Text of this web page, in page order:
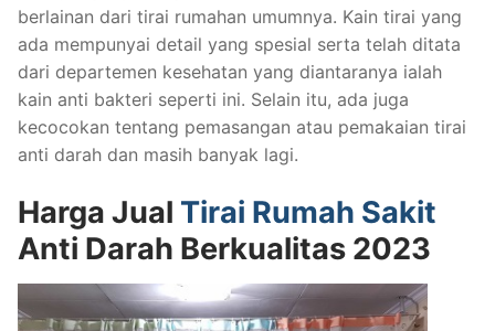
berlainan dari tirai rumahan umumnya. Kain tirai yang
ada mempunyai detail yang spesial serta telah ditata
dari departemen kesehatan yang diantaranya ialah
kain anti bakteri seperti ini. Selain itu, ada juga
kecocokan tentang pemasangan atau pemakaian tirai
anti darah dan masih banyak lagi.
Harga Jual Tirai Rumah Sakit
Anti Darah Berkualitas 2023